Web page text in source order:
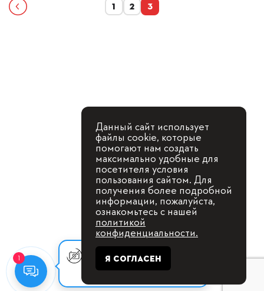
1 2 3
1
Оставьте заявку, мы с Вами
свяжемся для
Данный сайт использует
файлы cookie, которые
помогают нам создать
максимально удобные для
посетителя условия
пользования сайтом. Для
получения более подробной
информации, пожалуйста,
ознакомьтесь с нашей
политикой
конфиденциальности.
Я СОГЛАСЕН